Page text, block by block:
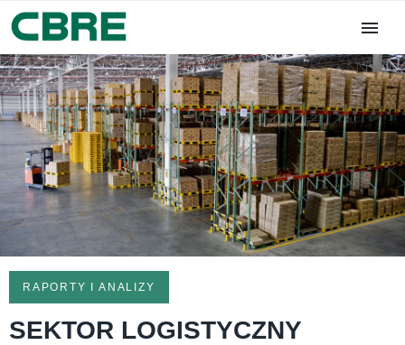
RAPORTY I ANALIZY
SEKTOR LOGISTYCZNY